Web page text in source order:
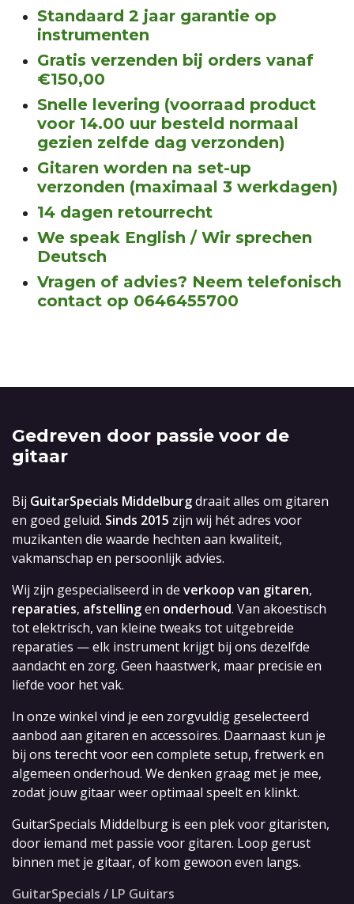
Standaard 2 jaar garantie op
instrumenten
Gratis verzenden bij orders vanaf
€150,00
Snelle levering (voorraad product
voor 14.00 uur besteld normaal
gezien zelfde dag verzonden)
Gitaren worden na set-up
verzonden (maximaal 3 werkdagen)
14 dagen retourrecht
We speak English / Wir sprechen
Deutsch
Vragen of advies? Neem telefonisch
contact op 0646455700
Gedreven door passie voor de
gitaar
Bij GuitarSpecials Middelburgdraait alles om gitaren
en goed geluid. Sinds 2015 zijn wij hét adres voor
muzikanten die waarde hechten aan kwaliteit,
vakmanschap en persoonlijk advies.
Wij zijn gespecialiseerd in de verkoop van gitaren,
reparaties, afstellingen onderhoud. Van akoestisch
tot elektrisch, van kleine tweaks tot uitgebreide
reparaties — elk instrument krijgt bij ons dezelfde
aandacht en zorg. Geen haastwerk, maar precisie en
liefde voor het vak.
In onze winkel vind je een zorgvuldig geselecteerd
aanbod aan gitaren en accessoires. Daarnaast kun je
bij ons terecht voor een complete setup, fretwerk en
algemeen onderhoud. We denken graag met je mee,
zodat jouw gitaar weer optimaal speelt en klinkt.
GuitarSpecials Middelburg is een plek voor gitaristen,
door iemand met passie voor gitaren. Loop gerust
binnen met je gitaar, of kom gewoon even langs.
GuitarSpecials / LP Guitars